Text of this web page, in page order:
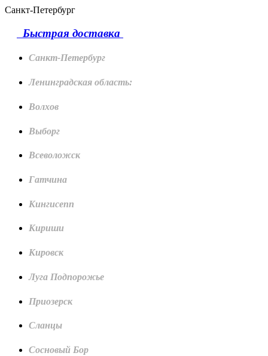
Санкт-Петербург
Быстрая доставка
Санкт-Петербург
Ленинградская область:
Волхов
Выборг
Всеволожск
Гатчина
Кингисепп
Кириши
Кировск
Луга Подпорожье
Приозерск
Сланцы
Сосновый Бор